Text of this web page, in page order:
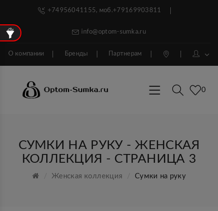
+74956041155, моб.+79169903811
info@optom-sumka.ru
О компании Бренды Партнерам
0
СУМКИ НА РУКУ - ЖЕНСКАЯ
КОЛЛЕКЦИЯ - СТРАНИЦА 3
Женская коллекция Сумки на руку